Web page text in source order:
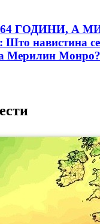
ГОДИНИ, А
навистина се
Мерилин Монро?